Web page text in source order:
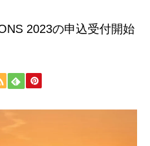
2023の申込受付開始